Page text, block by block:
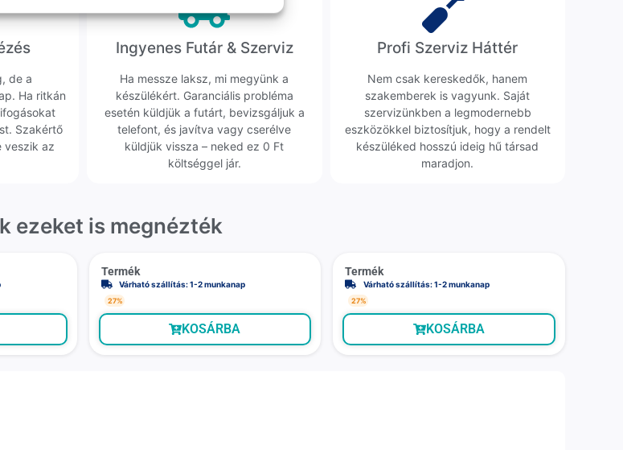
de a
Ha ritkán
Szakértő
veszik az
Ingyenes Futár & Szerviz
Ha messze laksz, mi megyünk a
készülékért. Garanciális probléma
esetén küldjük a futárt, bevizsgáljuk a
telefont, és javítva vagy cserélve
küldjük vissza – neked ez 0 Ft
költséggel jár.
Profi Szerviz Háttér
Nem csak kereskedők, hanem
szakemberek is vagyunk. Saját
szervizünkben a legmodernebb
eszközökkel biztosítjuk, hogy a rendelt
készüléked hosszú ideig hű társad
maradjon.
ezeket is megnézték
Termék
Várható szállítás: 1-2 munkanap
27%
KOSÁRBA
Termék
Várható szállítás: 1-2 munkanap
27%
KOSÁRBA